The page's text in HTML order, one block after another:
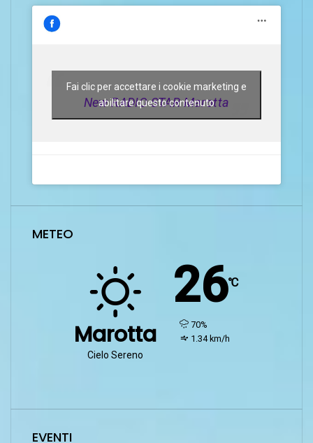
New RADIO STAR Marotta
Fai clic per accettare i cookie marketing e
abilitare questo contenuto
METEO
Marotta
Cielo Sereno
26℃
humidity:
70%
wind:
1.34 km/h
EVENTI